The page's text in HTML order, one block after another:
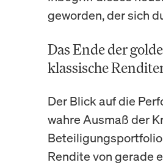
geworden, der sich
Das Ende der
klassische
Der Blick auf die
wahre Ausmaß der
Rendite von gerade